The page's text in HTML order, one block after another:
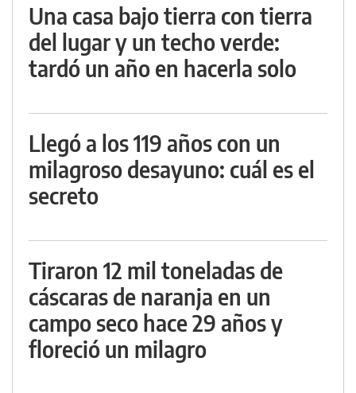
Una casa bajo tierra con tierra
del lugar y un techo verde:
tardó un año en hacerla solo
Llegó a los 119 años con un
milagroso desayuno: cuál es el
secreto
Tiraron 12 mil toneladas de
cáscaras de naranja en un
campo seco hace 29 años y
floreció un milagro